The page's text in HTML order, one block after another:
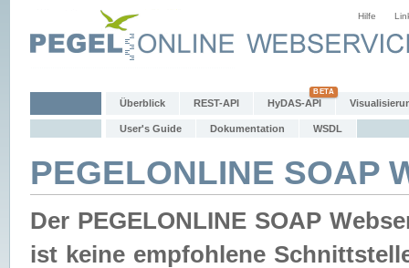
Hilfe
Überblick REST-API HyDAS-API
User's Guide Dokumentation WSDL
PEGELONLINE SOAP
Der PEGELONLINE SOAP
ist keine empfohlene